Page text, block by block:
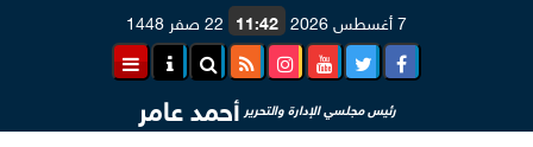
7 أغسطس 2026 11:42 22 صفر 1448
رئيس مجلسي الإدارة والتحرير أحمد عامر